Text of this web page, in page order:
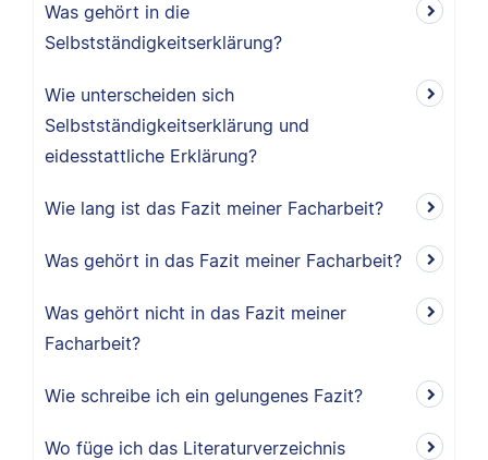
Was gehört in die
Selbstständigkeitserklärung?
Wie unterscheiden sich
Selbstständigkeitserklärung und
eidesstattliche Erklärung?
Wie lang ist das Fazit meiner Facharbeit?
Was gehört in das Fazit meiner Facharbeit?
Was gehört nicht in das Fazit meiner
Facharbeit?
Wie schreibe ich ein gelungenes Fazit?
Wo füge ich das Literaturverzeichnis